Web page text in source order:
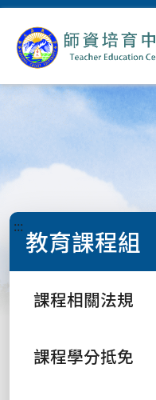
::: 教育課程組
課程相關法規
課程學分抵免